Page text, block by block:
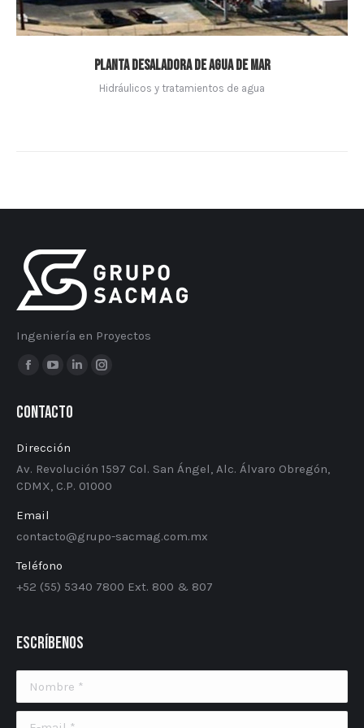
Planta desaladora de agua de mar
Hidráulicos y tratamientos de agua
Ingeniería en Proyectos
Encuéntranos en:
Facebook
opens
window
YouTube
opens
window
Linkedin
window
Instagram
window
Contacto
Dirección
Av. Revolución 1597 Col. San Ángel, Alc. Álvaro Obregón,
CDMX, C.P. 01000
Email
contacto@grupo-sacmag.com.mx
Teléfono
+52 (55) 5340​ ​7800 Ext. 800 & 807
Escríbenos